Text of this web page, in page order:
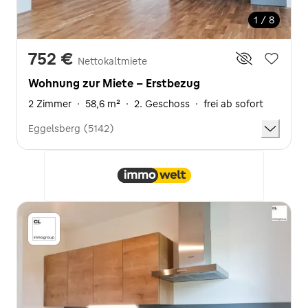
1 / 8
752 € Nettokaltmiete
Wohnung zur Miete - Erstbezug
2 Zimmer · 58,6 m² · 2. Geschoss · frei ab sofort
Eggelsberg (5142)